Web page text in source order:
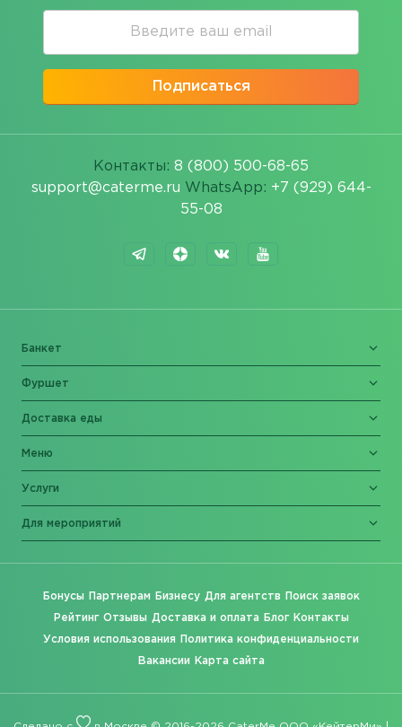
Подписаться
Контакты: 8 (800) 500-68-65
support@caterme.ru WhatsApp: +7 (929) 644-
55-08
Банкет
Фуршет
Доставка еды
Меню
Услуги
Для мероприятий
Бонусы Партнерам Бизнесу Для агентств Поиск заявок
Рейтинг Отзывы Доставка и оплата Блог Контакты
Условия использования Политика конфиденциальности
Вакансии Карта сайта